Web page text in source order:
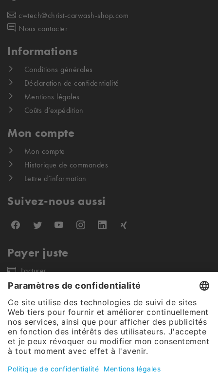
cwtech@christ-carwash-shop.com
Nous contacter
Informations
Conditions générales
Déclaration de confidentialité
Mentions légales
Coûts d’expédition
Mon compte
Mon compte
Historique de commandes
Lettre d’information
Suivez-nous aussi
Payer juste
Facturer
Nos partenaires d'expédition
Notre offre s'adresse exclusivement aux clients finaux commerciaux et